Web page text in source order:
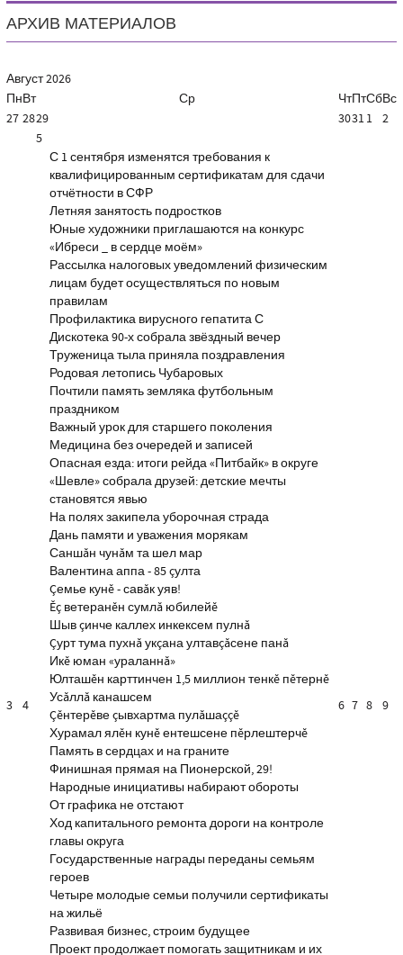
АРХИВ МАТЕРИАЛОВ
Август2026
ПнВт Ср ЧтПтСбВс
27 2829 30311 2
3 4
5
С 1 сентября изменятся требования к
квалифицированным сертификатам для сдачи
отчётности в СФР
Летняя занятость подростков
Юные художники приглашаются на конкурс
«Ибреси _ в сердце моём»
Рассылка налоговых уведомлений физическим
лицам будет осуществляться по новым
правилам
Профилактика вирусного гепатита С
Дискотека 90-х собрала звёздный вечер
Труженица тыла приняла поздравления
Родовая летопись Чубаровых
Почтили память земляка футбольным
праздником
Важный урок для старшего поколения
Медицина без очередей и записей
Опасная езда: итоги рейда «Питбайк» в округе
«Шевле» собрала друзей: детские мечты
становятся явью
На полях закипела уборочная страда
Дань памяти и уважения морякам
Саншăн чунăм та шел мар
Валентина аппа - 85 çулта
Çемье кунĕ - савăк уяв!
Ĕç ветеранĕн сумлă юбилейĕ
Шыв çинче каллех инкексем пулнă
Çурт тума пухнă укçана ултавçăсене панă
Икĕ юман «ураланнă»
Юлташĕн карттинчен 1,5 миллион тенкĕ пĕтернĕ
Усăллă канашсем
Çĕнтерĕве çывхартма пулăшаççĕ
Хурамал ялĕн кунĕ ентешсене пĕрлештерчĕ
Память в сердцах и на граните
Финишная прямая на Пионерской, 29!
Народные инициативы набирают обороты
От графика не отстают
Ход капитального ремонта дороги на контроле
главы округа
Государственные награды переданы семьям
героев
Четыре молодые семьи получили сертификаты
на жильё
Развивая бизнес, строим будущее
Проект продолжает помогать защитникам и их
6 7 8 9